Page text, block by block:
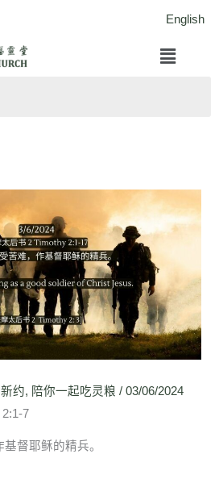
English
菜
单
新约, 陪你一起吃灵粮 /03/06/2024
7
督耶稣的精兵。